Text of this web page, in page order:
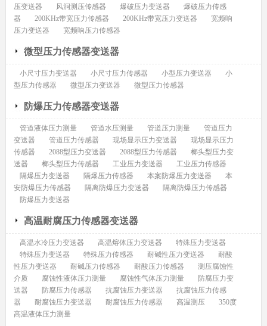
压变送器
风洞测压传感器 爆破压力变送器
爆破压力传感
器
200KHz带宽压力传感器 200KHz带宽压力变送器
宽频响
压力变送器
宽频响压力传感器
微型压力传感器变送器
小尺寸压力变送器 小尺寸压力传感器 小型压力变送器
小
型压力传感器
微型压力变送器 微型压力传感器
防爆压力传感器变送器
管道液体压力测量 管道水压测量 管道压力测量
管道压力
变送器
管道压力传感器 现场显示压力变送器
现场显示压力
传感器
2088型压力变送器 2088型压力传感器
榔头型压力变
送器
榔头型压力传感器 工业压力变送器
工业压力传感器
隔爆压力变送器
隔爆压力传感器 本案防爆压力变送器
本
安防爆压力传感器
隔离防爆压力变送器
隔离防爆压力传感器
防爆压力变送器
高温耐腐压力传感器变送器
高温水冷压力变送器 高温熔体压力变送器
特殊压力变送器
特殊压力变送器
特殊压力传感器 耐碱性压力变送器
耐酸
性压力变送器
耐碱压力传感器 耐酸压力传感器
测压腐蚀性
介质
腐蚀性液体压力测量 腐蚀性气体压力测量
防腐压力变
送器
防腐压力传感器 抗腐蚀压力变送器
抗腐蚀压力传感
器
耐腐蚀压力变送器 耐腐蚀压力传感器 高温测压
350度
高温液体压力测量